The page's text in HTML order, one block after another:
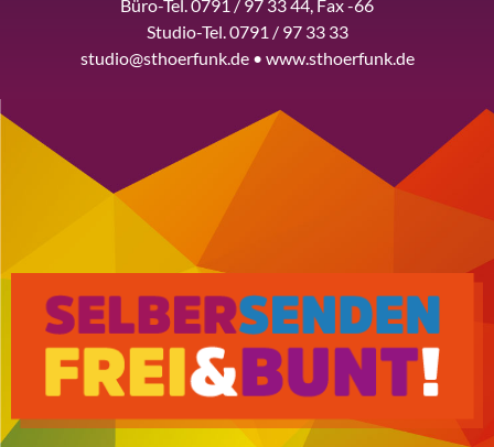
Büro-Tel. 0791 / 97 33 44, Fax -66
Studio-Tel. 0791 / 97 33 33
studio@sthoerfunk.de • www.sthoerfunk.de